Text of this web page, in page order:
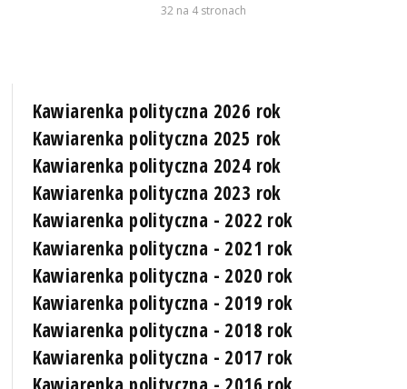
32 na 4 stronach
Kawiarenka polityczna 2026 rok
Kawiarenka polityczna 2025 rok
Kawiarenka polityczna 2024 rok
Kawiarenka polityczna 2023 rok
Kawiarenka polityczna - 2022 rok
Kawiarenka polityczna - 2021 rok
Kawiarenka polityczna - 2020 rok
Kawiarenka polityczna - 2019 rok
Kawiarenka polityczna - 2018 rok
Kawiarenka polityczna - 2017 rok